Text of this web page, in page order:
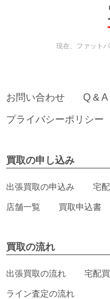
現在、ファット
お問い合わせ Q & A
プライバシーポリシー
買取の申し込み
出張買取の申込み 宅
店舗一覧 買取申込書
買取の流れ
出張買取の流れ 宅配
ライン査定の流れ